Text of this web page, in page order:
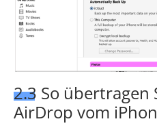
2.3 So übertragen
AirDrop vom